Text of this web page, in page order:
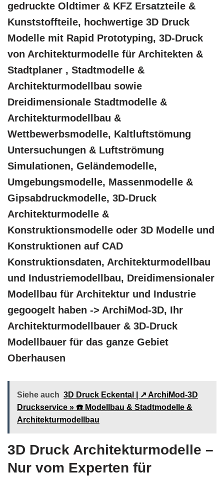
gedruckte Oldtimer & KFZ Ersatzteile &
Kunststoffteile, hochwertige 3D Druck
Modelle mit Rapid Prototyping, 3D-Druck
von Architekturmodelle für Architekten &
Stadtplaner , Stadtmodelle &
Architekturmodellbau sowie
Dreidimensionale Stadtmodelle &
Architekturmodellbau &
Wettbewerbsmodelle, Kaltluftstömung
Untersuchungen & Luftströmung
Simulationen, Geländemodelle,
Umgebungsmodelle, Massenmodelle &
Gipsabdruckmodelle, 3D-Druck
Architekturmodelle &
Konstruktionsmodelle oder 3D Modelle und
Konstruktionen auf CAD
Konstruktionsdaten, Architekturmodellbau
und Industriemodellbau, Dreidimensionaler
Modellbau für Architektur und Industrie
gegoogelt haben -> ArchiMod-3D, Ihr
Architekturmodellbauer & 3D-Druck
Modellbauer für das ganze Gebiet
Oberhausen
Siehe auch 3D Druck Eckental | ↗️ ArchiMod-3D
Druckservice » ☎️ Modellbau & Stadtmodelle &
Architekturmodellbau
3D Druck Architekturmodelle –
Nur vom Experten für